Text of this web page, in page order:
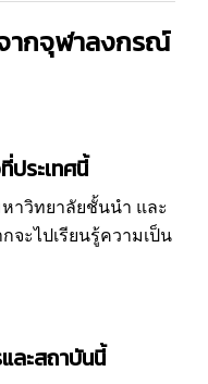
ากจุฬาลงกรณ์
ประเทศนี้
หาวิทยาลัยชั้นนำ และ
จะไปเรียนรู้ความเป็น
ละสถาบันนี้